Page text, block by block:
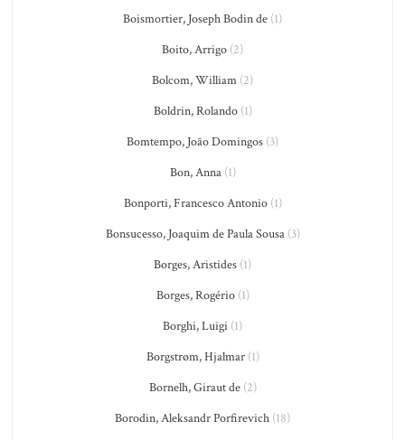
Boismortier, Joseph Bodin de (1)
Boito, Arrigo (2)
Bolcom, William (2)
Boldrin, Rolando(1)
Bomtempo, João Domingos (3)
Bon, Anna(1)
Bonporti, Francesco Antonio(1)
Bonsucesso, Joaquim de Paula Sousa(3)
Borges, Aristides (1)
Borges, Rogério(1)
Borghi, Luigi (1)
Borgstrøm, Hjalmar(1)
Bornelh, Giraut de(2)
Borodin, Aleksandr Porfirevich (18)